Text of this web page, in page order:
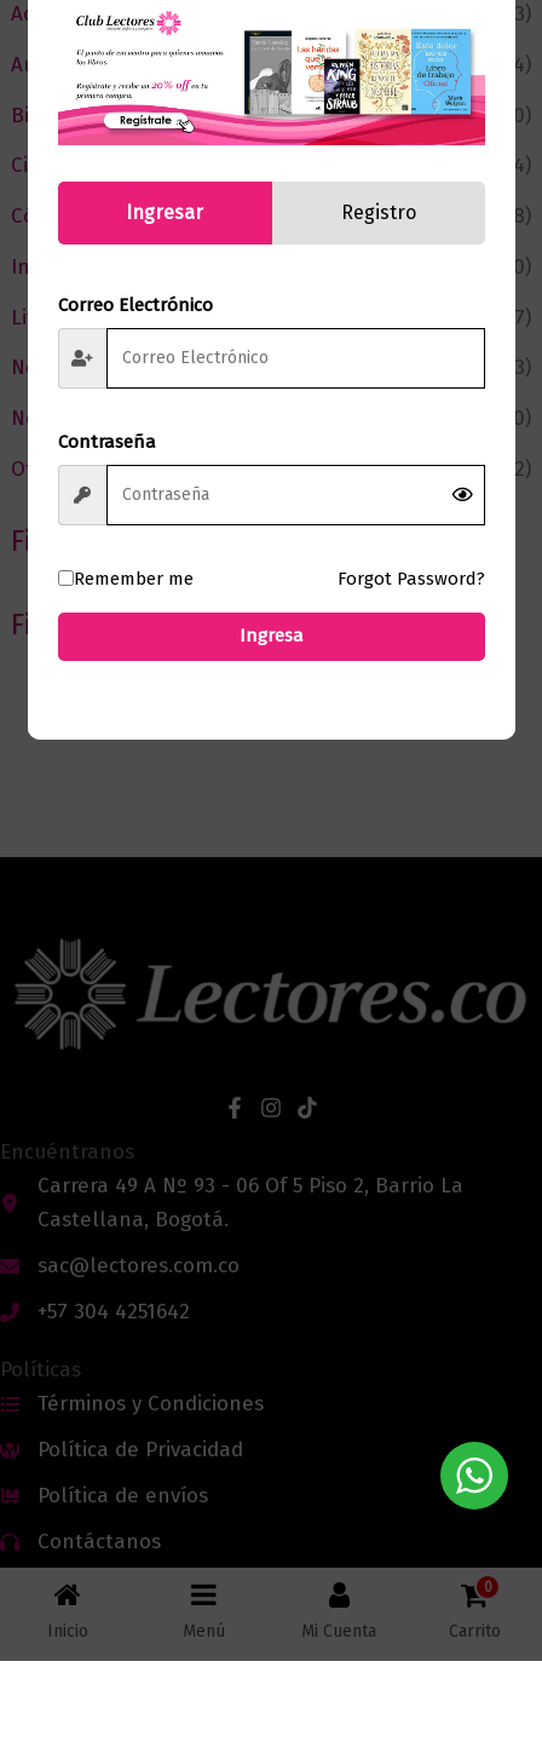
Actualidad
(53)
Autor del Mes
(4)
Bienestar
(230)
Ciencia y Conocimiento
(74)
Cómic y Fantasía
(88)
Infantil y Juvenil
(210)
Literatura
(367)
Negocios
(43)
Novedades
(110)
Ofertas
(12)
Filtrar por Autor
Filtrar por editorial
Encuéntranos
Carrera 49 A Nº 93 - 06 Of 5 Piso 2, Barrio La
Castellana, Bogotá.
sac@lectores.com.co
+57 304 4251642
Políticas
Términos y Condiciones
Política de Privacidad
Política de envíos
Contáctanos
Todos los derechos reservados © 2026 Lectores.co |
Inicio Menú Mi Cuenta
0
Carrito
Ingresar Registro
Correo Electrónico
Contraseña
Remember me Forgot Password?
Ingresa